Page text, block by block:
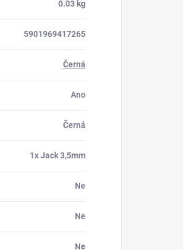
0.03 kg
5901969417265
Černá
Ano
Černá
1x Jack 3,5mm
Ne
Ne
Ne